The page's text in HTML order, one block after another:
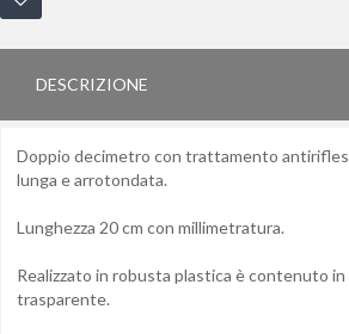
DESCRIZIONE
Doppio decimetro con trattamento
lunga e arrotondata.
Lunghezza 20 cm con millimetratura.
Realizzato in robusta plastica è contenuto
trasparente.